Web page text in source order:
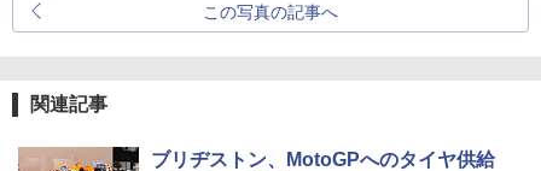
この写真の記事へ
関連記事
ブリヂストン、MotoGPへのタイヤ供給